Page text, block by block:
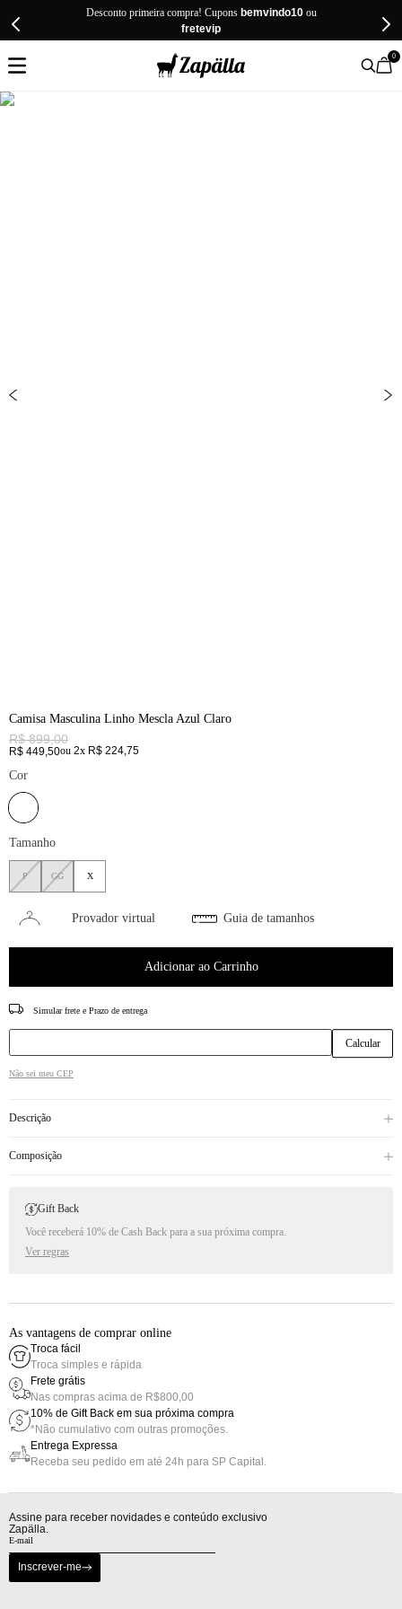
Desconto primeira compra! Cupons bemvindo10ou
fretevip
0
Camisa Masculina Linho Mescla Azul Claro
R$ 899,00
R$ 449,50ou 2x R$ 224,75
Cor
Tamanho
P GG X
Provador virtual Guia de tamanhos
Adicionar ao Carrinho
CEP
Não sei meu CEP
Descrição
Composição
Gift Back
Você receberá 10% de Cash Back para a sua próxima compra.
Ver regras
As vantagens de comprar online
Troca fácil
Troca simples e rápida
Frete grátis
Nas compras acima de R$800,00
10% de Gift Back em sua próxima compra
*Não cumulativo com outras promoções.
Entrega Expressa
Receba seu pedido em até 24h para SP Capital.
Assine para receber novidades e conteúdo exclusivo
Zapälla.
Inscrever-me